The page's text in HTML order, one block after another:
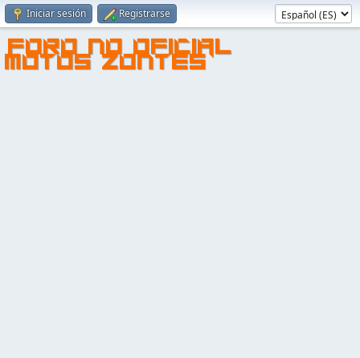
Iniciar sesión Registrarse
FORO NO OFICIAL
MOTOS ZONTES